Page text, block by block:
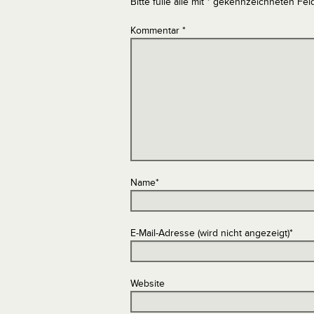
Kommentar *
Name*
E-Mail-Adresse (wird nicht angezeigt)*
Website